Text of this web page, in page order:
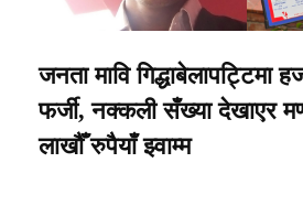
जनता मावि गिद्धाबेलापट्टिमा
फर्जी, नक्कली सँख्या देखाएर
लाखौँ रुपैयाँ झ्वाम्म